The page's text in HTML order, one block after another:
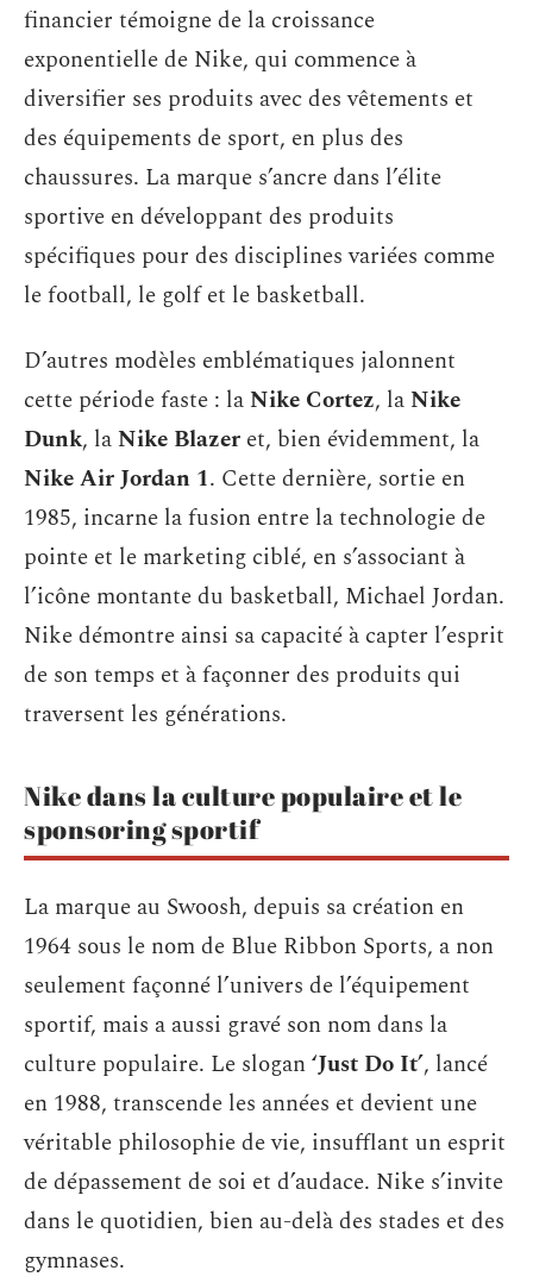
financier témoigne de la croissance
exponentielle de Nike, qui commence à
diversifier ses produits avec des vêtements et
des équipements de sport, en plus des
chaussures. La marque s’ancre dans l’élite
sportive en développant des produits
spécifiques pour des disciplines variées comme
le football, le golf et le basketball.
D’autres modèles emblématiques jalonnent
cette période faste : laNike Cortez, laNike
Dunk, laNike Blazer et, bien évidemment, la
Nike Air Jordan 1. Cette dernière, sortie en
1985, incarne la fusion entre la technologie de
pointe et le marketing ciblé, en s’associant à
l’icône montante du basketball, Michael Jordan.
Nike démontre ainsi sa capacité à capter l’esprit
de son temps et à façonner des produits qui
traversent les générations.
Nike dans la culture populaire et le
sponsoring sportif
La marque au Swoosh, depuis sa création en
1964 sous le nom de Blue Ribbon Sports, a non
seulement façonné l’univers de l’équipement
sportif, mais a aussi gravé son nom dans la
culture populaire. Le slogan‘Just Do It’, lancé
en 1988, transcende les années et devient une
véritable philosophie de vie, insufflant un esprit
de dépassement de soi et d’audace. Nike s’invite
dans le quotidien, bien au-delà des stades et des
gymnases.